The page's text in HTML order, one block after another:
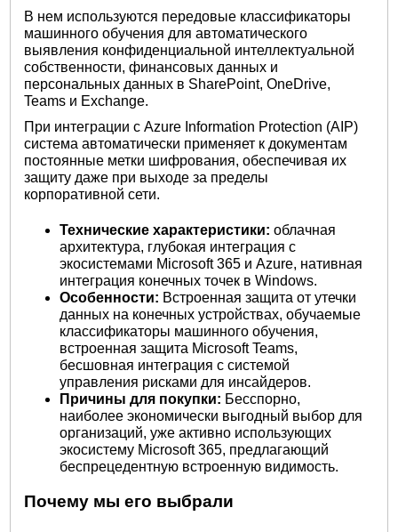
В нем используются передовые классификаторы
машинного обучения для автоматического
выявления конфиденциальной интеллектуальной
собственности, финансовых данных и
персональных данных в SharePoint, OneDrive,
Teams и Exchange.
При интеграции с Azure Information Protection (AIP)
система автоматически применяет к документам
постоянные метки шифрования, обеспечивая их
защиту даже при выходе за пределы
корпоративной сети.
Технические характеристики: облачная
архитектура, глубокая интеграция с
экосистемами Microsoft 365 и Azure, нативная
интеграция конечных точек в Windows.
Особенности: Встроенная защита от утечки
данных на конечных устройствах, обучаемые
классификаторы машинного обучения,
встроенная защита Microsoft Teams,
бесшовная интеграция с системой
управления рисками для инсайдеров.
Причины для покупки: Бесспорно,
наиболее экономически выгодный выбор для
организаций, уже активно использующих
экосистему Microsoft 365, предлагающий
беспрецедентную встроенную видимость.
Почему мы его выбрали